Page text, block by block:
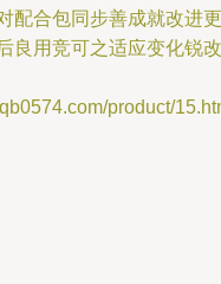
配合包同步善成就改进更
良用竞可之适应变化锐改
product/